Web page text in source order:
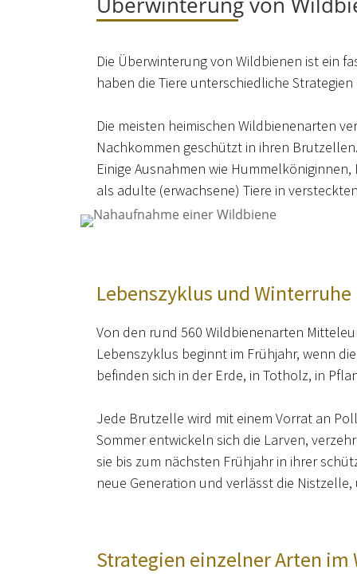
Die Überwinterung von Wildbienen ist ein
haben die Tiere unterschiedliche
Die meisten heimischen Wildbienenarten
Nachkommen geschützt in ihren Brutzellen.
Einige Ausnahmen wie
als adulte (erwachsene) Tiere in
Lebenszyklus und Winterruhe
Von den rund 560 Wildbienenarten
Lebenszyklus beginnt im Frühjahr, wenn
befinden sich in der Erde, in Totholz, in
Jede Brutzelle wird mit einem Vorrat an
Sommer entwickeln sich die Larven,
sie bis zum nächsten Frühjahr in ihrer
neue Generation und verlässt die
Strategien einzelner Arten im